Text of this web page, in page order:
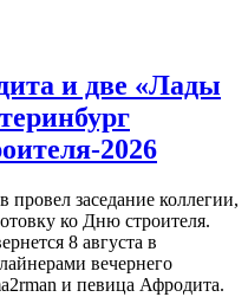
и две «Лады
2026
провел заседание коллегии,
ко Дню строителя.
8 августа в
вечернего
и певица Афродита.